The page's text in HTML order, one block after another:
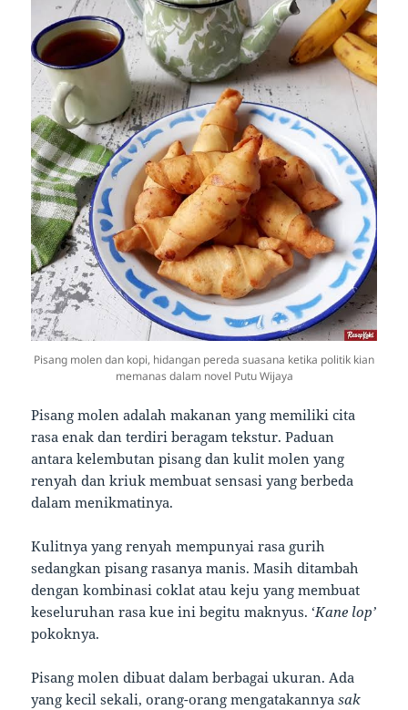
Pisang molen dan kopi, hidangan pereda suasana ketika politik kian
memanas dalam novel Putu Wijaya
Pisang molen adalah makanan yang memiliki cita
rasa enak dan terdiri beragam tekstur. Paduan
antara kelembutan pisang dan kulit molen yang
renyah dan kriuk membuat sensasi yang berbeda
dalam menikmatinya.
Kulitnya yang renyah mempunyai rasa gurih
sedangkan pisang rasanya manis. Masih ditambah
dengan kombinasi coklat atau keju yang membuat
keseluruhan rasa kue ini begitu maknyus. ‘Kane lop’
pokoknya.
Pisang molen dibuat dalam berbagai ukuran. Ada
yang kecil sekali, orang-orang mengatakannyasak